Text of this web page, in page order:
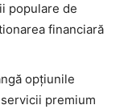
populare de
financiară
opțiunile
premium